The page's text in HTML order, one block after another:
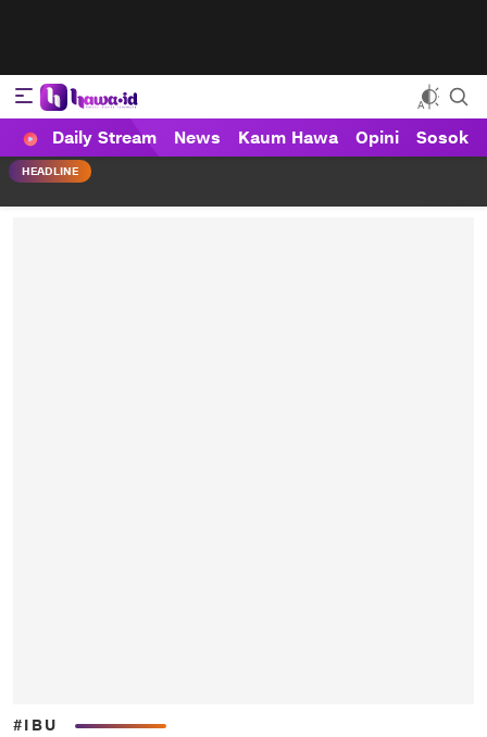
HAWA
Haluan Wanita Indonesia
Daily Stream News Kaum Hawa Opini Sosok
HEADLINE
#IBU